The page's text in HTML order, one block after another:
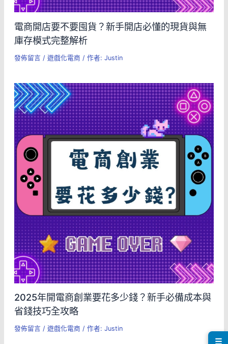
電商開店要不要囤貨？新手開店必懂的現貨與無
庫存模式完整解析
發佈留言 / 遊戲化電商 / 作者: Justin
2025年開電商創業要花多少錢？新手必備成本與
省錢技巧全攻略
發佈留言 / 遊戲化電商 / 作者: Justin
☰